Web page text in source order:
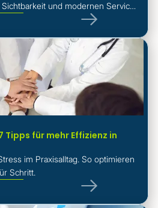
und modernen Service
für mehr Effizienz in
im Praxisalltag. So optimieren
Schritt.